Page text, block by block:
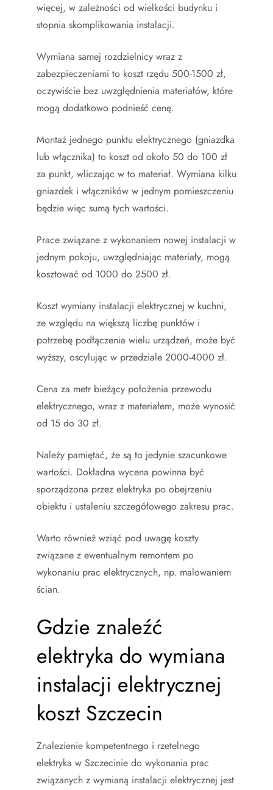
więcej, w zależności od wielkości budynku i
stopnia skomplikowania instalacji.
Wymiana samej rozdzielnicy wraz z
zabezpieczeniami to koszt rzędu 500-1500 zł,
oczywiście bez uwzględnienia materiałów, które
mogą dodatkowo podnieść cenę.
Montaż jednego punktu elektrycznego (gniazdka
lub włącznika) to koszt od około 50 do 100 zł
za punkt, wliczając w to materiał. Wymiana kilku
gniazdek i włączników w jednym pomieszczeniu
będzie więc sumą tych wartości.
Prace związane z wykonaniem nowej instalacji w
jednym pokoju, uwzględniając materiały, mogą
kosztować od 1000 do 2500 zł.
Koszt wymiany instalacji elektrycznej w kuchni,
ze względu na większą liczbę punktów i
potrzebę podłączenia wielu urządzeń, może być
wyższy, oscylując w przedziale 2000-4000 zł.
Cena za metr bieżący położenia przewodu
elektrycznego, wraz z materiałem, może wynosić
od 15 do 30 zł.
Należy pamiętać, że są to jedynie szacunkowe
wartości. Dokładna wycena powinna być
sporządzona przez elektryka po obejrzeniu
obiektu i ustaleniu szczegółowego zakresu prac.
Warto również wziąć pod uwagę koszty
związane z ewentualnym remontem po
wykonaniu prac elektrycznych, np. malowaniem
ścian.
Gdzie znaleźć
elektryka do wymiana
instalacji elektrycznej
koszt Szczecin
Znalezienie kompetentnego i rzetelnego
elektryka w Szczecinie do wykonania prac
związanych z wymianą instalacji elektrycznej jest